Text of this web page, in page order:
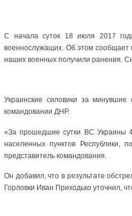
С начала суток 18 июля 2017
военнослужащих. Об этом сообщает
наших военных получили ранения.
Украинские силовики за
командовании ДНР.
«За прошедшие сутки ВС Украины
населенных пунктов
представитель командования.
Он добавил, что в результате
Горловки Иван Приходько уточнил,